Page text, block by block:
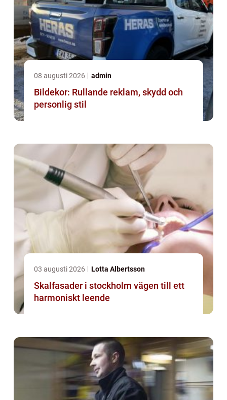
08 augusti 2026 admin
Bildekor: Rullande reklam, skydd och
personlig stil
03 augusti 2026 Lotta Albertsson
Skalfasader i stockholm vägen till ett
harmoniskt leende